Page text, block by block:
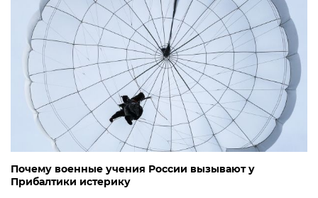
Почему военные учения России вызывают у
Прибалтики истерику